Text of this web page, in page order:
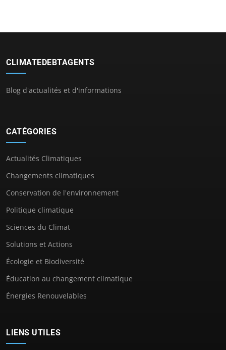
CLIMATEDEBTAGENTS
Blog d'actualités et d'informations
CATÉGORIES
Actualités Climatiques
Changements climatiques
Conservation de l'environnement
Politique climatique
Sciences du Climat
Solutions et Actions
Écologie et Biodiversité
Éducation au changement climatique
Énergies Renouvelables
LIENS UTILES